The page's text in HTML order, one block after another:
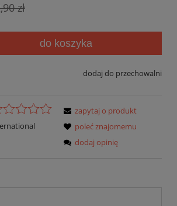
zł
do koszyka
dodaj do przechowalni
zapytaj o produkt
poleć znajomemu
dodaj opinię